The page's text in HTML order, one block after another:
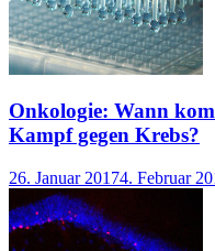
Onkologie: Wann
Kampf gegen Krebs?
26. Januar 20174. Februar